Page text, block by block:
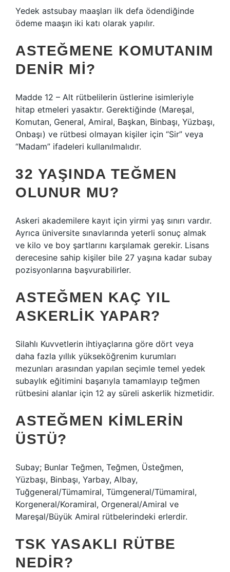
Yedek astsubay maaşları ilk defa ödendiğinde
ödeme maaşın iki katı olarak yapılır.
ASTEĞMENE KOMUTANIM
DENIR MI?
Madde 12 – Alt rütbelilerin üstlerine isimleriyle
hitap etmeleri yasaktır. Gerektiğinde (Mareşal,
Komutan, General, Amiral, Başkan, Binbaşı, Yüzbaşı,
Onbaşı) ve rütbesi olmayan kişiler için “Sir” veya
“Madam” ifadeleri kullanılmalıdır.
32 YAŞINDA TEĞMEN
OLUNUR MU?
Askeri akademilere kayıt için yirmi yaş sınırı vardır.
Ayrıca üniversite sınavlarında yeterli sonuç almak
ve kilo ve boy şartlarını karşılamak gerekir. Lisans
derecesine sahip kişiler bile 27 yaşına kadar subay
pozisyonlarına başvurabilirler.
ASTEĞMEN KAÇ YIL
ASKERLIK YAPAR?
Silahlı Kuvvetlerin ihtiyaçlarına göre dört veya
daha fazla yıllık yükseköğrenim kurumları
mezunları arasından yapılan seçimle temel yedek
subaylık eğitimini başarıyla tamamlayıp teğmen
rütbesini alanlar için 12 ay süreli askerlik hizmetidir.
ASTEĞMEN KIMLERIN
ÜSTÜ?
Subay; Bunlar Teğmen, Teğmen, Üsteğmen,
Yüzbaşı, Binbaşı, Yarbay, Albay,
Tuğgeneral/Tümamiral, Tümgeneral/Tümamiral,
Korgeneral/Koramiral, Orgeneral/Amiral ve
Mareşal/Büyük Amiral rütbelerindeki erlerdir.
TSK YASAKLI RÜTBE
NEDIR?